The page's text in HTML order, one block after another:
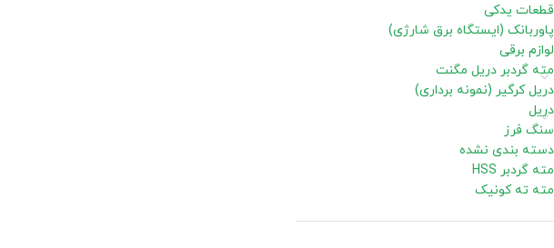
قطعات یدکی
پاوربانک (ایستگاه برق شارژی)
لوازم برقی
مته گردبر دریل مگنت
دریل کرگیر (نمونه برداری)
دریل
سنگ فرز
دسته بندی نشده
مته گردبر HSS
مته ته کونیک